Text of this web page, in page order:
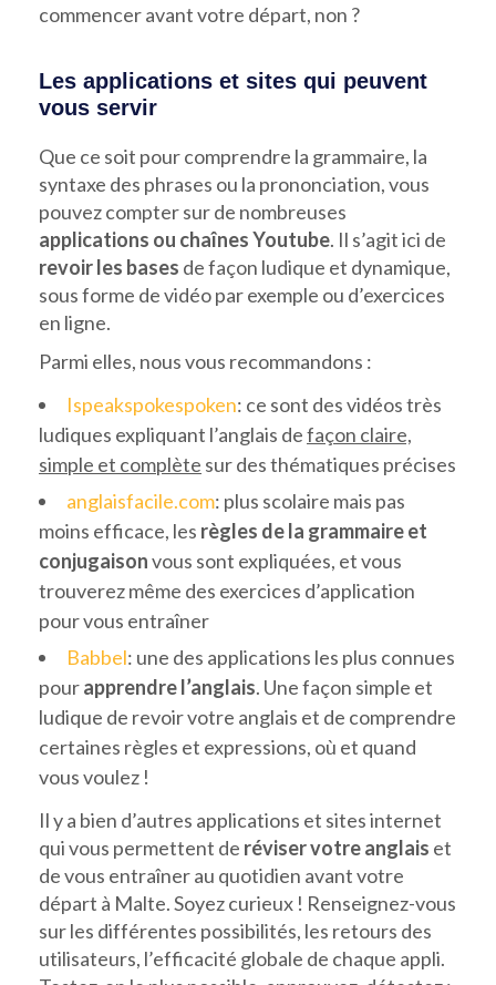
commencer avant votre départ, non ?
Les applications et sites qui peuvent
vous servir
Que ce soit pour comprendre la grammaire, la
syntaxe des phrases ou la prononciation, vous
pouvez compter sur de nombreuses
applications ou chaînes Youtube. Il s’agit ici de
revoir les bases de façon ludique et dynamique,
sous forme de vidéo par exemple ou d’exercices
en ligne.
Parmi elles, nous vous recommandons :
Ispeakspokespoken: ce sont des vidéos très
ludiques expliquant l’anglais defaçon claire,
simple et complète sur des thématiques précises
anglaisfacile.com: plus scolaire mais pas
moins efficace, les règles de la grammaire et
conjugaisonvous sont expliquées, et vous
trouverez même des exercices d’application
pour vous entraîner
Babbel: une des applications les plus connues
pourapprendre l’anglais. Une façon simple et
ludique de revoir votre anglais et de comprendre
certaines règles et expressions, où et quand
vous voulez !
Il y a bien d’autres applications et sites internet
qui vous permettent de réviser votre anglais et
de vous entraîner au quotidien avant votre
départ à Malte. Soyez curieux ! Renseignez-vous
sur les différentes possibilités, les retours des
utilisateurs, l’efficacité globale de chaque appli.